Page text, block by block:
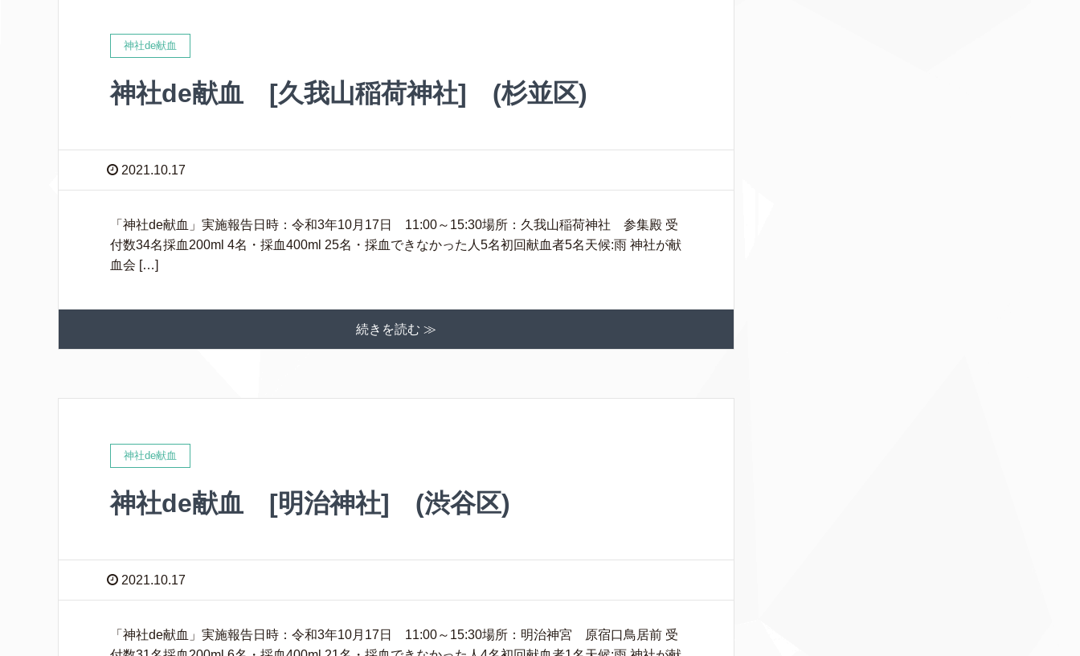
神社de献血
神社de献血 [久我山稲荷神社] (杉並区)
2021.10.17
「神社de献血」実施報告日時：令和3年10月17日 11:00～15:30場所：久我山稲荷神社 参集殿 受
付数34名採血200ml 4名・採血400ml 25名・採血できなかった人5名初回献血者5名天候:雨 神社が献
血会 […]
続きを読む ≫
神社de献血
神社de献血 [明治神社] (渋谷区)
2021.10.17
「神社de献血」実施報告日時：令和3年10月17日 11:00～15:30場所：明治神宮 原宿口鳥居前 受